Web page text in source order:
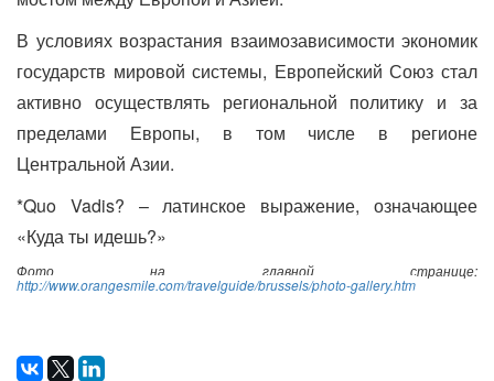
В условиях возрастания взаимозависимости экономик
государств мировой системы, Европейский Союз стал
активно осуществлять региональной политику и за
пределами Европы, в том числе в регионе
Центральной Азии.
*Quo Vadis? – латинское выражение, означающее
«Куда ты идешь?»
Фото на главной странице:
http://www.orangesmile.com/travelguide/brussels/photo-gallery.htm